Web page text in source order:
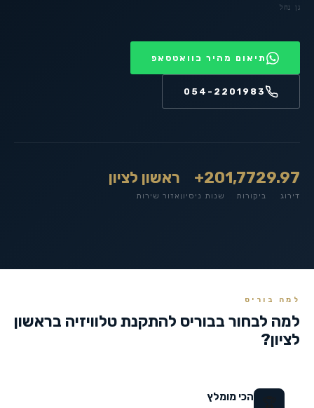
גן נחל
תיאום מהיר בוואטסאפ
054-2201983
9.97
דירוג
1,772
ביקורות
20+
שנות ניסיון
ראשון לציון
אזור שירות
למה בוריס
למה לבחור בבוריס להתקנת טלוויזיה בראשון
לציון?
הכי מומלץ